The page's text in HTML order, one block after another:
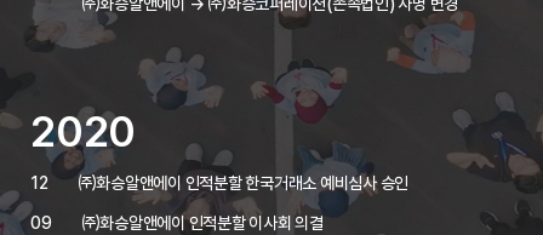
2020
12 ㈜화승알앤에이 인적분할 한국거래소 예비심사 승인
09 ㈜화승알앤에이 인적분할 이사회 의결